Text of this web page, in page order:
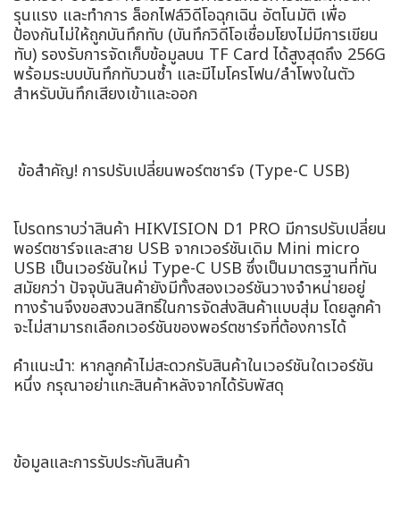
รุนแรง และทำการ ล็อกไฟล์วิดีโอฉุกเฉิน อัตโนมัติ เพื่อ
ป้องกันไม่ให้ถูกบันทึกทับ (บันทึกวิดีโอเชื่อมโยงไม่มีการเขียน
ทับ) รองรับการจัดเก็บข้อมูลบน TF Card ได้สูงสุดถึง 256G
พร้อมระบบบันทึกทับวนซ้ำ และมีไมโครโฟน/ลำโพงในตัว
สำหรับบันทึกเสียงเข้าและออก
️ ข้อสำคัญ! การปรับเปลี่ยนพอร์ตชาร์จ (Type-C USB)
โปรดทราบว่าสินค้า HIKVISION D1 PRO มีการปรับเปลี่ยน
พอร์ตชาร์จและสาย USB จากเวอร์ชันเดิม Mini micro
USB เป็นเวอร์ชันใหม่ Type-C USB ซึ่งเป็นมาตรฐานที่ทัน
สมัยกว่า ปัจจุบันสินค้ายังมีทั้งสองเวอร์ชันวางจำหน่ายอยู่
ทางร้านจึงขอสงวนสิทธิ์ในการจัดส่งสินค้าแบบสุ่ม โดยลูกค้า
จะไม่สามารถเลือกเวอร์ชันของพอร์ตชาร์จที่ต้องการได้
คำแนะนำ: หากลูกค้าไม่สะดวกรับสินค้าในเวอร์ชันใดเวอร์ชัน
หนึ่ง กรุณาอย่าแกะสินค้าหลังจากได้รับพัสดุ
ข้อมูลและการรับประกันสินค้า